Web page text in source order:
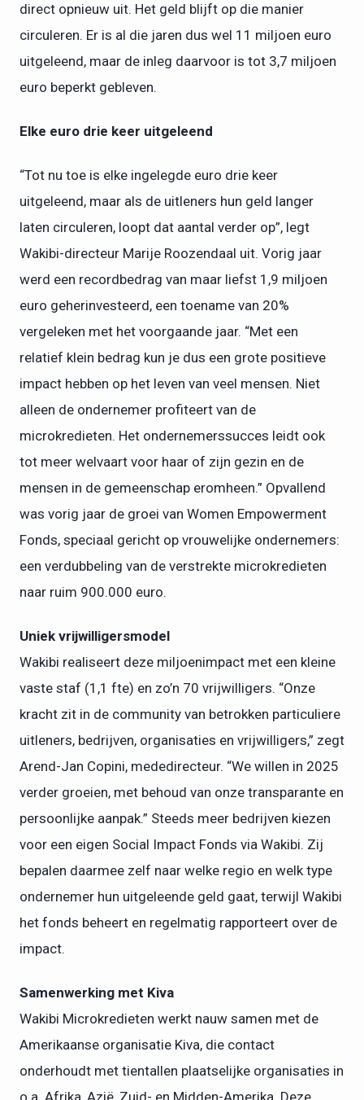
direct opnieuw uit. Het geld blijft op die manier
circuleren. Er is al die jaren dus wel 11 miljoen euro
uitgeleend, maar de inleg daarvoor is tot 3,7 miljoen
euro beperkt gebleven.
Elke euro drie keer uitgeleend
“Tot nu toe is elke ingelegde euro drie keer
uitgeleend, maar als de uitleners hun geld langer
laten circuleren, loopt dat aantal verder op”, legt
Wakibi-directeur Marije Roozendaal uit. Vorig jaar
werd een recordbedrag van maar liefst 1,9 miljoen
euro geherinvesteerd, een toename van 20%
vergeleken met het voorgaande jaar. “Met een
relatief klein bedrag kun je dus een grote positieve
impact hebben op het leven van veel mensen. Niet
alleen de ondernemer profiteert van de
microkredieten. Het ondernemerssucces leidt ook
tot meer welvaart voor haar of zijn gezin en de
mensen in de gemeenschap eromheen.” Opvallend
was vorig jaar de groei van Women Empowerment
Fonds, speciaal gericht op vrouwelijke ondernemers:
een verdubbeling van de verstrekte microkredieten
naar ruim 900.000 euro.
Uniek vrijwilligersmodel
Wakibi realiseert deze miljoenimpact met een kleine
vaste staf (1,1 fte) en zo’n 70 vrijwilligers. “Onze
kracht zit in de community van betrokken particuliere
uitleners, bedrijven, organisaties en vrijwilligers,” zegt
Arend-Jan Copini, mededirecteur. “We willen in 2025
verder groeien, met behoud van onze transparante en
persoonlijke aanpak.” Steeds meer bedrijven kiezen
voor een eigen Social Impact Fonds via Wakibi. Zij
bepalen daarmee zelf naar welke regio en welk type
ondernemer hun uitgeleende geld gaat, terwijl Wakibi
het fonds beheert en regelmatig rapporteert over de
impact.
Samenwerking met Kiva
Wakibi Microkredieten werkt nauw samen met de
Amerikaanse organisatie Kiva, die contact
onderhoudt met tientallen plaatselijke organisaties in
o.a. Afrika, Azië, Zuid- en Midden-Amerika. Deze